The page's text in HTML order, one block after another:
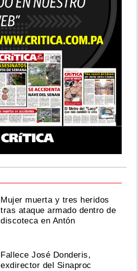
Mujer muerta y tres heridos
tras ataque armado dentro de
discoteca en Antón
Fallece José Donderis,
exdirector del Sinaproc